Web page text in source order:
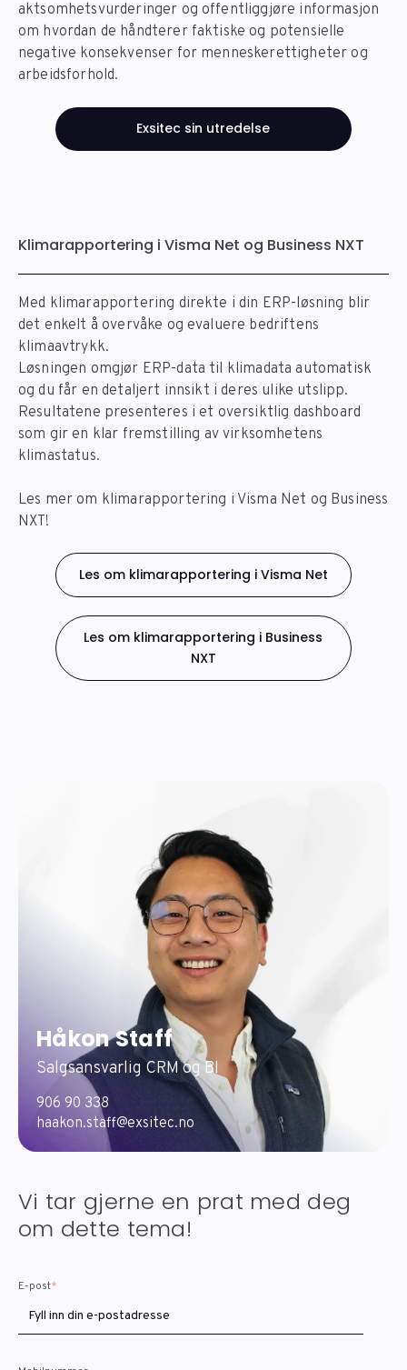
aktsomhetsvurderinger og offentliggjøre informasjon
om hvordan de håndterer faktiske og potensielle
negative konsekvenser for menneskerettigheter og
arbeidsforhold.
Exsitec sin utredelse
Klimarapportering i Visma Net og Business NXT
Med klimarapportering direkte i din ERP-løsning blir
det enkelt å overvåke og evaluere bedriftens
klimaavtrykk.
Løsningen omgjør ERP-data til klimadata automatisk
og du får en detaljert innsikt i deres ulike utslipp.
Resultatene presenteres i et oversiktlig dashboard
som gir en klar fremstilling av virksomhetens
klimastatus.
Les mer om klimarapportering i Visma Net og Business
NXT!
Les om klimarapportering i Visma Net
Les om klimarapportering i Business
NXT
Håkon Staff
Salgsansvarlig CRM og BI
906 90 338
haakon.staff@exsitec.no
Vi tar gjerne en prat med deg
om dette tema!
E-post*